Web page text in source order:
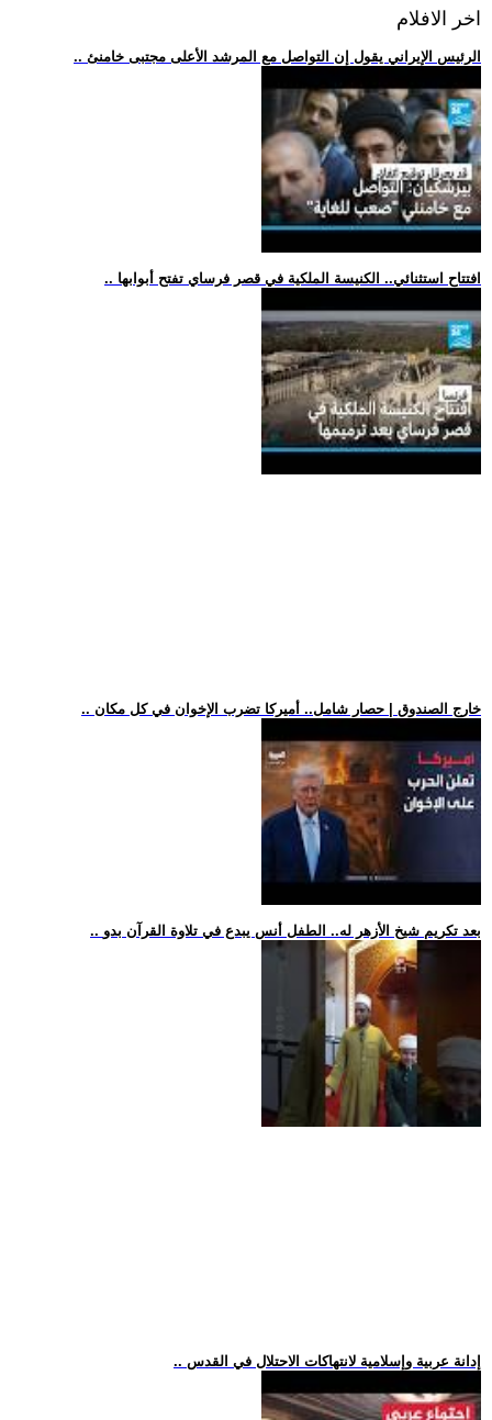
اخر الافلام
.. الرئيس الإيراني يقول إن التواصل مع المرشد الأعلى مجتبى خامنئ
.. افتتاح استثنائي.. الكنيسة الملكية في قصر فرساي تفتح أبوابها
.. خارج الصندوق | حصار شامل.. أميركا تضرب الإخوان في كل مكان
.. بعد تكريم شيخ الأزهر له.. الطفل أنس يبدع في تلاوة القرآن بدو
.. إدانة عربية وإسلامية لانتهاكات الاحتلال في القدس